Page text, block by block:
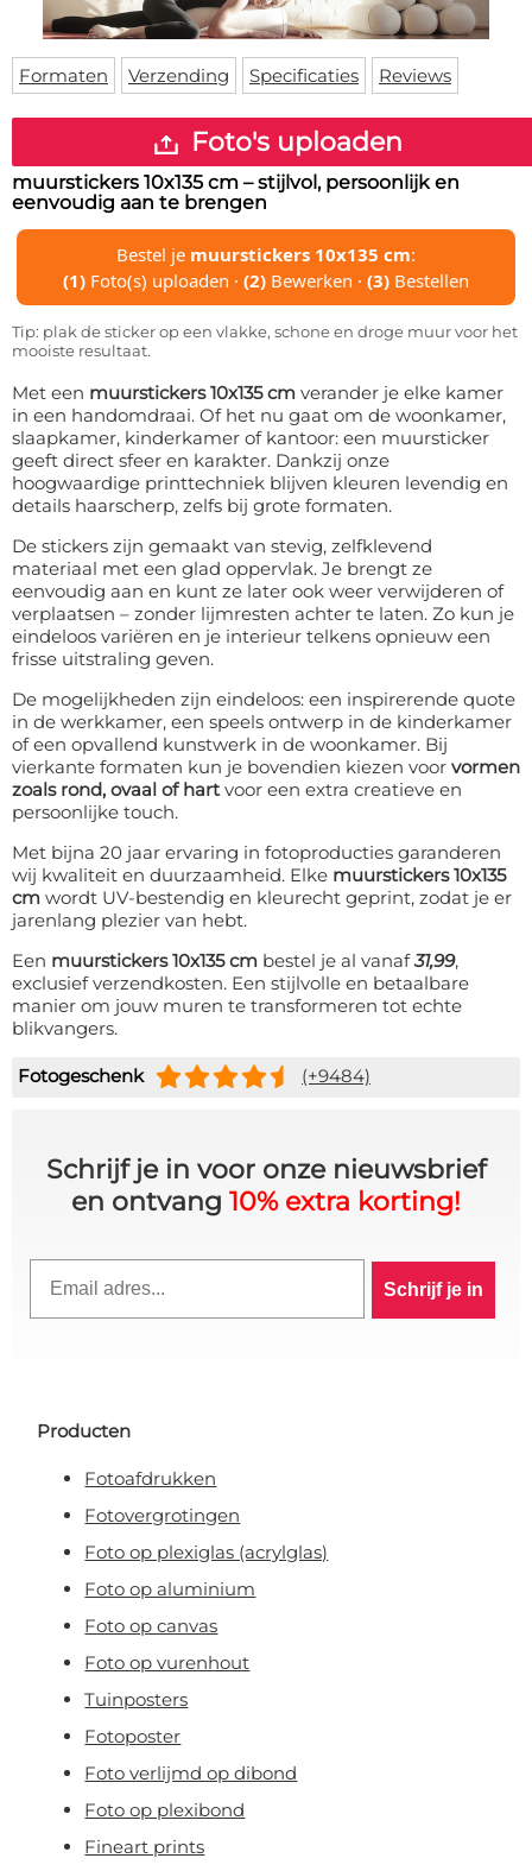
Deurmat
Vloermat
Skateboard deck
Over ons
Levertijden
Inloggen
WhatsApp
Formaten Verzending Specificaties Reviews
Foto's uploaden
muurstickers 10x135 cm – stijlvol, persoonlijk en
eenvoudig aan te brengen
Bestel je muurstickers 10x135 cm:
(1) Foto(s) uploaden · (2) Bewerken · (3) Bestellen
Tip: plak de sticker op een vlakke, schone en droge muur voor het
mooiste resultaat.
Met een muurstickers 10x135 cm verander je elke kamer
in een handomdraai. Of het nu gaat om de woonkamer,
slaapkamer, kinderkamer of kantoor: een muursticker
geeft direct sfeer en karakter. Dankzij onze
hoogwaardige printtechniek blijven kleuren levendig en
details haarscherp, zelfs bij grote formaten.
De stickers zijn gemaakt van stevig, zelfklevend
materiaal met een glad oppervlak. Je brengt ze
eenvoudig aan en kunt ze later ook weer verwijderen of
verplaatsen – zonder lijmresten achter te laten. Zo kun je
eindeloos variëren en je interieur telkens opnieuw een
frisse uitstraling geven.
De mogelijkheden zijn eindeloos: een inspirerende quote
in de werkkamer, een speels ontwerp in de kinderkamer
of een opvallend kunstwerk in de woonkamer. Bij
vierkante formaten kun je bovendien kiezen voor vormen
zoals rond, ovaal of hartvoor een extra creatieve en
persoonlijke touch.
Met bijna 20 jaar ervaring in fotoproducties garanderen
wij kwaliteit en duurzaamheid. Elke muurstickers 10x135
cm wordt UV-bestendig en kleurecht geprint, zodat je er
jarenlang plezier van hebt.
Een muurstickers 10x135 cm bestel je al vanaf31,99,
exclusief verzendkosten. Een stijlvolle en betaalbare
manier om jouw muren te transformeren tot echte
blikvangers.
Fotogeschenk (+9484)
Schrijf je in voor onze nieuwsbrief
en ontvang 10% extra korting!
Schrijf je in
Producten
Fotoafdrukken
Fotovergrotingen
Foto op plexiglas (acrylglas)
Foto op aluminium
Foto op canvas
Foto op vurenhout
Tuinposters
Fotoposter
Foto verlijmd op dibond
Foto op plexibond
Fineart prints
10% KORTING OP JE
BESTELLING? 👀
Claim korting!
Nee, ik wil geen korting!
Door je aan te melden, ga je akkoord met het ontvangen van e-mailmarketing